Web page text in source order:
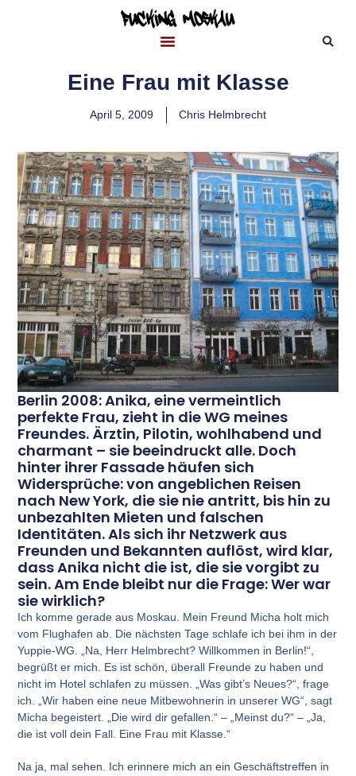
Eine Frau mit Klasse
April 5, 2009 Chris Helmbrecht
Berlin 2008: Anika, eine vermeintlich
perfekte Frau, zieht in die WG meines
Freundes. Ärztin, Pilotin, wohlhabend und
charmant – sie beeindruckt alle. Doch
hinter ihrer Fassade häufen sich
Widersprüche: von angeblichen Reisen
nach New York, die sie nie antritt, bis hin zu
unbezahlten Mieten und falschen
Identitäten. Als sich ihr Netzwerk aus
Freunden und Bekannten auflöst, wird klar,
dass Anika nicht die ist, die sie vorgibt zu
sein. Am Ende bleibt nur die Frage: Wer war
sie wirklich?
Ich komme gerade aus Moskau. Mein Freund Micha holt mich
vom Flughafen ab. Die nächsten Tage schlafe ich bei ihm in der
Yuppie-WG. „Na, Herr Helmbrecht? Willkommen in Berlin!“,
begrüßt er mich. Es ist schön, überall Freunde zu haben und
nicht im Hotel schlafen zu müssen. „Was gibt’s Neues?“, frage
ich. „Wir haben eine neue Mitbewohnerin in unserer WG“, sagt
Micha begeistert. „Die wird dir gefallen.“ – „Meinst du?“ – „Ja,
die ist voll dein Fall. Eine Frau mit Klasse.“
Na ja, mal sehen. Ich erinnere mich an ein Geschäftstreffen in